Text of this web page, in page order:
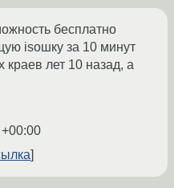
бесплатно
isoшку за 10 минут
лет 10 назад, а